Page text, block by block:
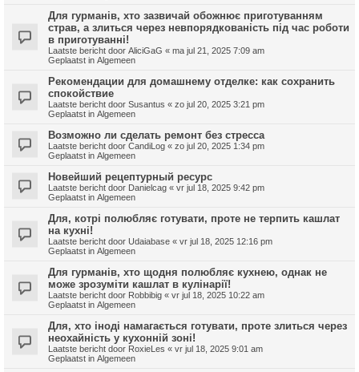
Для гурманів, хто зазвичай обожнює приготуванням
страв, а злиться через невпорядкованість під час роботи
в приготуванні!
Laatste bericht door AliciGaG « ma jul 21, 2025 7:09 am
Geplaatst in Algemeen
Рекомендации для домашнему отделке: как сохранить
спокойствие
Laatste bericht door Susantus « zo jul 20, 2025 3:21 pm
Geplaatst in Algemeen
Возможно ли сделать ремонт без стресса
Laatste bericht door CandiLog « zo jul 20, 2025 1:34 pm
Geplaatst in Algemeen
Новейший рецептурный ресурс
Laatste bericht door Danielcag « vr jul 18, 2025 9:42 pm
Geplaatst in Algemeen
Для, котрі полюбляє готувати, проте не терпить кашлат
на кухні!
Laatste bericht door Udaiabase « vr jul 18, 2025 12:16 pm
Geplaatst in Algemeen
Для гурманів, хто щодня полюбляє кухнею, однак не
може зрозуміти кашлат в кулінарії!
Laatste bericht door Robbibig « vr jul 18, 2025 10:22 am
Geplaatst in Algemeen
Для, хто іноді намагається готувати, проте злиться через
неохайність у кухонній зоні!
Laatste bericht door RoxieLes « vr jul 18, 2025 9:01 am
Geplaatst in Algemeen